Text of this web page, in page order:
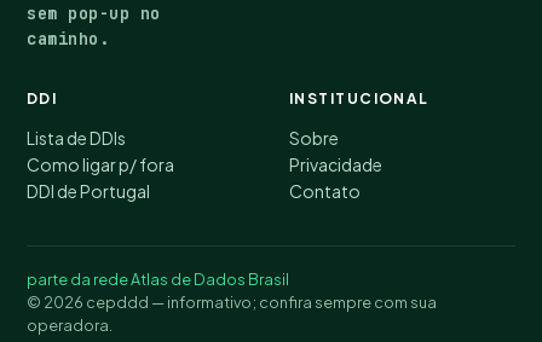
sem pop-up no
caminho.
DDI
Lista de DDIs
Como ligar p/ fora
DDI de Portugal
INSTITUCIONAL
Sobre
Privacidade
Contato
parte da rede Atlas de Dados Brasil
© 2026 cepddd — informativo; confira sempre com sua
operadora.